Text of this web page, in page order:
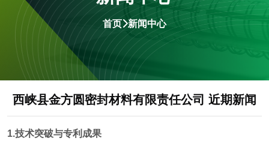
首页 新闻中心
西峡县金方圆密封材料有限责任公司 近期新闻
1.技术突破与专利成果